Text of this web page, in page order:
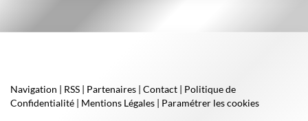
Navigation | RSS | Partenaires | Contact | Politique de
Confidentialité | Mentions Légales | Paramétrer les cookies